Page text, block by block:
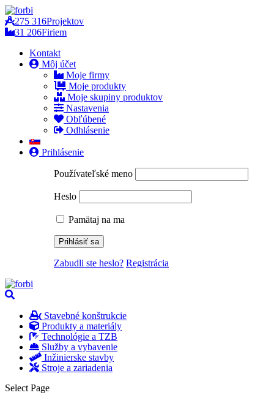
275 316Projektov
31 206Firiem
Kontakt
Môj účet
Moje firmy
Moje produkty
Moje skupiny produktov
Nastavenia
Obľúbené
Odhlásenie
Prihlásenie
Používateľské meno
Heslo
Pamätaj na ma
Zabudli ste heslo? Registrácia
Stavebné konštrukcie
Produkty a materiály
Technológie a TZB
Služby a vybavenie
Inžinierske stavby
Stroje a zariadenia
Select Page